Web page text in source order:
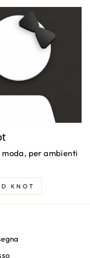
per ambienti
KNOT